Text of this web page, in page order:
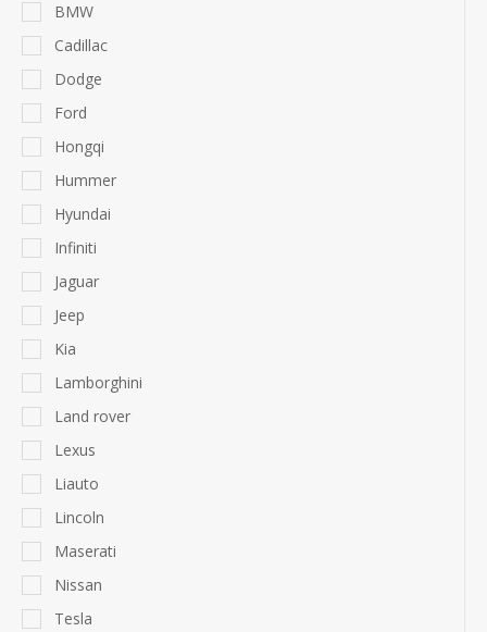
BMW
Cadillac
Dodge
Ford
Hongqi
Hummer
Hyundai
Infiniti
Jaguar
Jeep
Kia
Lamborghini
Land rover
Lexus
Liauto
Lincoln
Maserati
Nissan
Tesla